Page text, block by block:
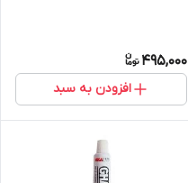
495,000
افزودن به سبد